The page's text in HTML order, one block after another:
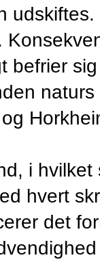
befrier
i
hvert
det